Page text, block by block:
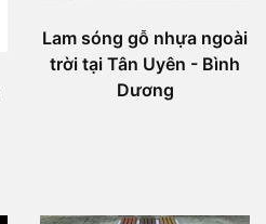
Lam sóng gỗ nhựa ngoài
trời tại Tân Uyên - Bình
Dương